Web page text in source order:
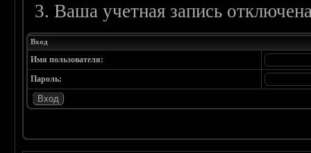
Ваша учетная запись
Вход
Имя пользователя:
Пароль: